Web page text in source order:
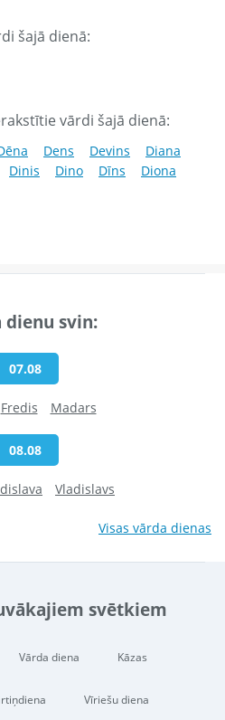
šajā dienā:
vārdi šajā dienā:
Dens Devins
Diana
Dinis Dino Dīns
Diona
dienu svin:
07.08
Fredis Madars
08.08
Vladislavs
Visas vārda dienas
svētkiem
Vārda diena Kāzas
Vīriešu diena